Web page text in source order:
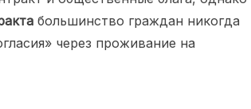
большинство граждан никогда
через проживание на